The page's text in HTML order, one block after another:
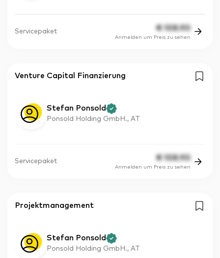
Servicepaket € 108.90
Anmelden um Preis zu sehen
Venture Capital Finanzierung
Stefan Ponsold
Ponsold Holding GmbH., AT
Servicepaket € 108.90
Anmelden um Preis zu sehen
Projektmanagement
Stefan Ponsold
Ponsold Holding GmbH., AT